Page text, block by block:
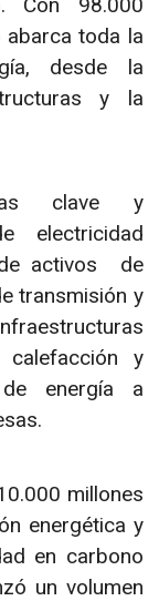
abarca toda la
desde la
y la
clave y
electricidad
activos de
transmisión y
y
energía a
millones
energética y
en carbono
un volumen